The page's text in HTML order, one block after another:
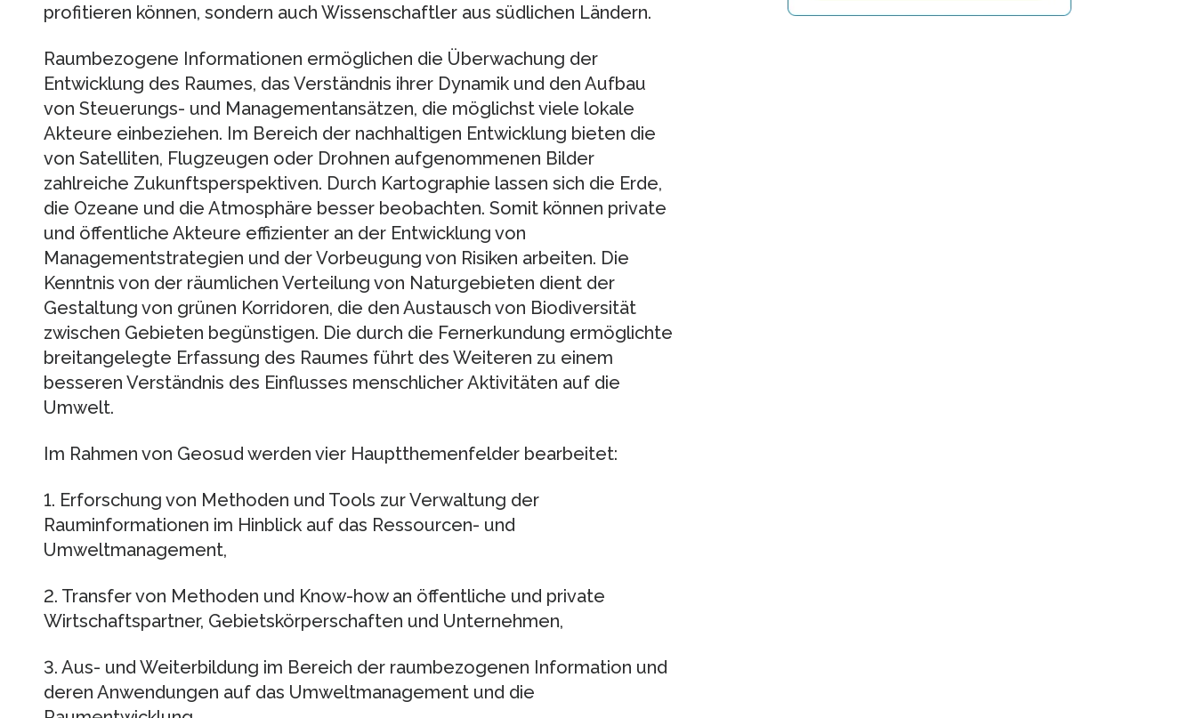
profitieren können, sondern auch Wissenschaftler aus südlichen Ländern.
Raumbezogene Informationen ermöglichen die Überwachung der
Entwicklung des Raumes, das Verständnis ihrer Dynamik und den Aufbau
von Steuerungs- und Managementansätzen, die möglichst viele lokale
Akteure einbeziehen. Im Bereich der nachhaltigen Entwicklung bieten die
von Satelliten, Flugzeugen oder Drohnen aufgenommenen Bilder
zahlreiche Zukunftsperspektiven. Durch Kartographie lassen sich die Erde,
die Ozeane und die Atmosphäre besser beobachten. Somit können private
und öffentliche Akteure effizienter an der Entwicklung von
Managementstrategien und der Vorbeugung von Risiken arbeiten. Die
Kenntnis von der räumlichen Verteilung von Naturgebieten dient der
Gestaltung von grünen Korridoren, die den Austausch von Biodiversität
zwischen Gebieten begünstigen. Die durch die Fernerkundung ermöglichte
breitangelegte Erfassung des Raumes führt des Weiteren zu einem
besseren Verständnis des Einflusses menschlicher Aktivitäten auf die
Umwelt.
Im Rahmen von Geosud werden vier Hauptthemenfelder bearbeitet:
1. Erforschung von Methoden und Tools zur Verwaltung der
Rauminformationen im Hinblick auf das Ressourcen- und
Umweltmanagement,
2. Transfer von Methoden und Know-how an öffentliche und private
Wirtschaftspartner, Gebietskörperschaften und Unternehmen,
3. Aus- und Weiterbildung im Bereich der raumbezogenen Information und
deren Anwendungen auf das Umweltmanagement und die